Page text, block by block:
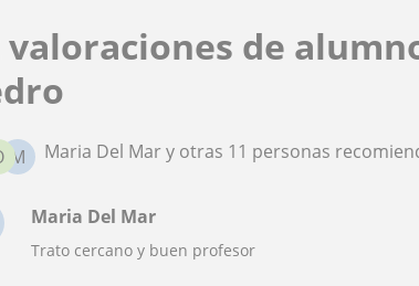
valoraciones de
M Maria Del Mar y otras 11 personas
Maria Del Mar
Trato cercano y buen profesor